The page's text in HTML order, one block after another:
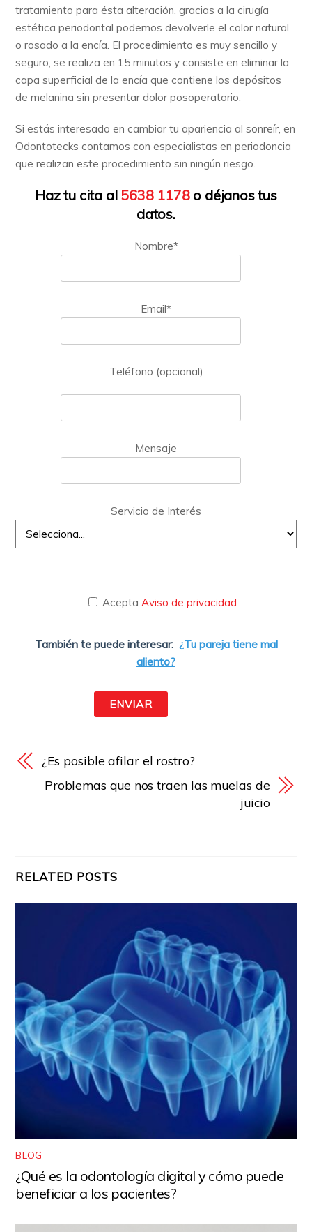
tratamiento para ésta alteración, gracias a la cirugía
estética periodontal podemos devolverle el color natural
o rosado a la encía. El procedimiento es muy sencillo y
seguro, se realiza en 15 minutos y consiste en eliminar la
capa superficial de la encía que contiene los depósitos
de melanina sin presentar dolor posoperatorio.
Si estás interesado en cambiar tu apariencia al sonreír, en
Odontotecks contamos con especialistas en periodoncia
que realizan este procedimiento sin ningún riesgo.
Haz tu cita al 5638 1178o déjanos tus
datos.
Nombre*
Email*
Teléfono (opcional)
Mensaje
Servicio de Interés
Acepta Aviso de privacidad
También te puede interesar: ¿Tu pareja tiene mal
aliento?
¿Es posible afilar el rostro?
Problemas que nos traen las muelas de
juicio
RELATED POSTS
BLOG
¿Qué es la odontología digital y cómo puede
beneficiar a los pacientes?